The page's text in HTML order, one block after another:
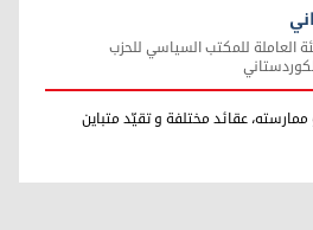
العاملة للمكتب السياسي للحزب
عقائد مختلفة و تقيّد متباين